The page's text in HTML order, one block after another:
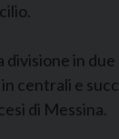
in
centrali e
di Messina.